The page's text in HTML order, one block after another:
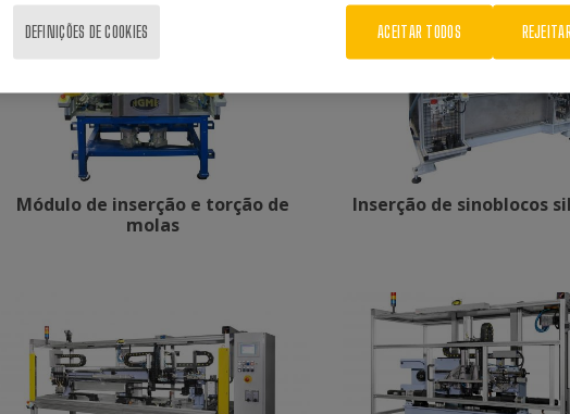
Módulo de inserção e torção de
molas
Inserção de sinoblocos
DEFINIÇÕES DE COOKIES ACEITAR TODOS